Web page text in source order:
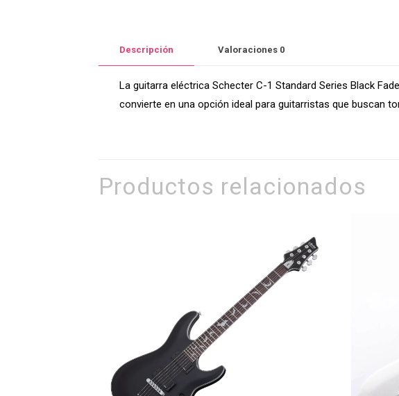
Descripción Valoraciones 0
La guitarra eléctrica Schecter C-1 Standard Series Black
convierte en una opción ideal para guitarristas que buscan
Productos relacionados